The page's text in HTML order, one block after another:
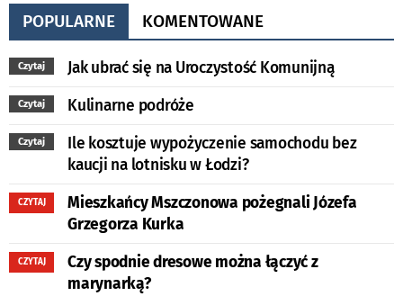
POPULARNE KOMENTOWANE
Czytaj Jak ubrać się na Uroczystość Komunijną
Czytaj Kulinarne podróże
Czytaj
Ile kosztuje wypożyczenie samochodu bez
kaucji na lotnisku w Łodzi?
CZYTAJ
Mieszkańcy Mszczonowa pożegnali Józefa
Grzegorza Kurka
CZYTAJ
Czy spodnie dresowe można łączyć z
marynarką?